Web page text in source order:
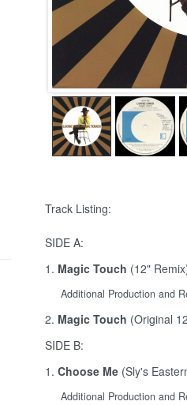
Track Listing:
SIDE A:
1. Magic Touch (12"
Additional Production and
2. Magic Touch (Original
SIDE B:
1. Choose Me (Sly's
Additional Production and